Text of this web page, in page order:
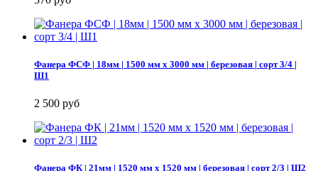
Фанера ФСФ | 18мм | 1500 мм х 3000 мм | березовая | сорт 3/4 |
Ш1
2 500 руб
Фанера ФК | 21мм | 1520 мм х 1520 мм | березовая | сорт 2/3 | Ш2